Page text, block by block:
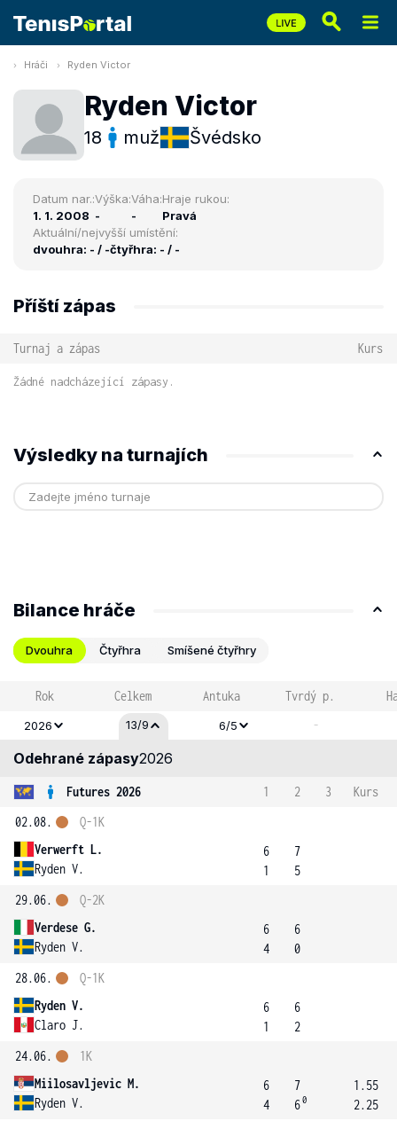
Hráči Ryden Victor
Ryden Victor
18 muž Švédsko
Datum nar.:
1. 1. 2008
Výška:
-
Váha:
-
Hraje rukou:
Pravá
Aktuální/nejvyšší umístění:
dvouhra: - / -čtyřhra: - / -
Příští zápas
Turnaj a zápas Kurs
Žádné nadcházející zápasy.
Výsledky na turnajích
Bilance hráče
Dvouhra Čtyřhra Smíšené čtyřhry
Rok Celkem Antuka Tvrdý p.
2026 13/9 6/5 -
Odehrané zápasy2026
Futures 2026 1 2 3
Kurs
02.08.
Verwerft L.
Ryden V.
Q-1K
6
1
7
5
29.06.
Verdese G.
Ryden V.
Q-2K
6
4
6
0
28.06.
Ryden V.
Claro J.
Q-1K
6
1
6
2
24.06.
Miilosavljevic M.
Ryden V.
1K
6
4
7
60
1.55
2.25